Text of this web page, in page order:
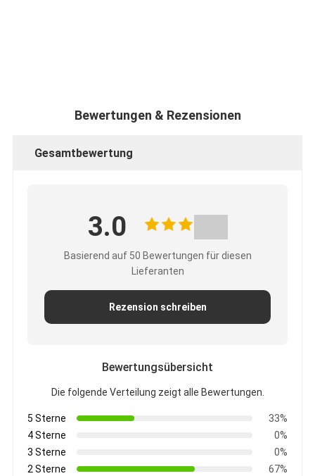
Bewertungen & Rezensionen
Gesamtbewertung
3.0
Basierend auf 50 Bewertungen für diesen
Lieferanten
Rezension schreiben
Bewertungsübersicht
Die folgende Verteilung zeigt alle Bewertungen.
5 Sterne
33%
4 Sterne
0%
3 Sterne
0%
2 Sterne
67%